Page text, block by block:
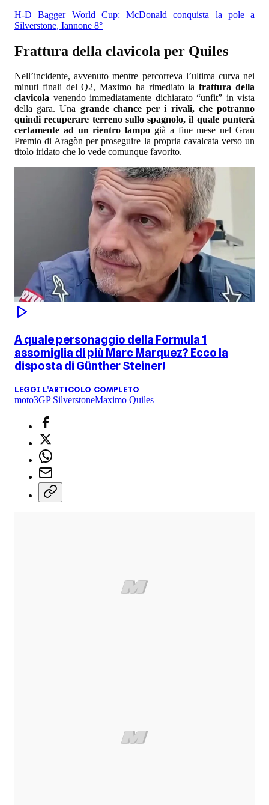
H-D Bagger World Cup: McDonald conquista la pole a
Silverstone, Iannone 8°
Frattura della clavicola per Quiles
Nell’incidente, avvenuto mentre percorreva l’ultima curva nei
minuti finali del Q2, Maximo ha rimediato lafrattura della
clavicola venendo immediatamente dichiarato “unfit” in vista
della gara. Una grande chance per i rivali, che potranno
quindi recuperare terreno sullo spagnolo, il quale punterà
certamente ad un rientro lampo già a fine mese nel Gran
Premio di Aragòn per proseguire la propria cavalcata verso un
titolo iridato che lo vede comunque favorito.
A quale personaggio della Formula 1
assomiglia di più Marc Marquez? Ecco la
disposta di Günther Steiner!
LEGGI L'ARTICOLO COMPLETO
moto3GP SilverstoneMaximo Quiles